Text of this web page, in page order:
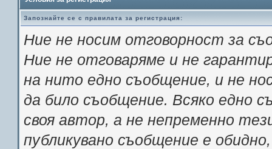
Запознайте се с правилата за регистрация:
Ние не носим отговорност за
Ние не отговаряме и не
на нито едно съобщение, и не
да било съобщение. Всяко едно
своя автор, а не непременно
публикувано съобщение е